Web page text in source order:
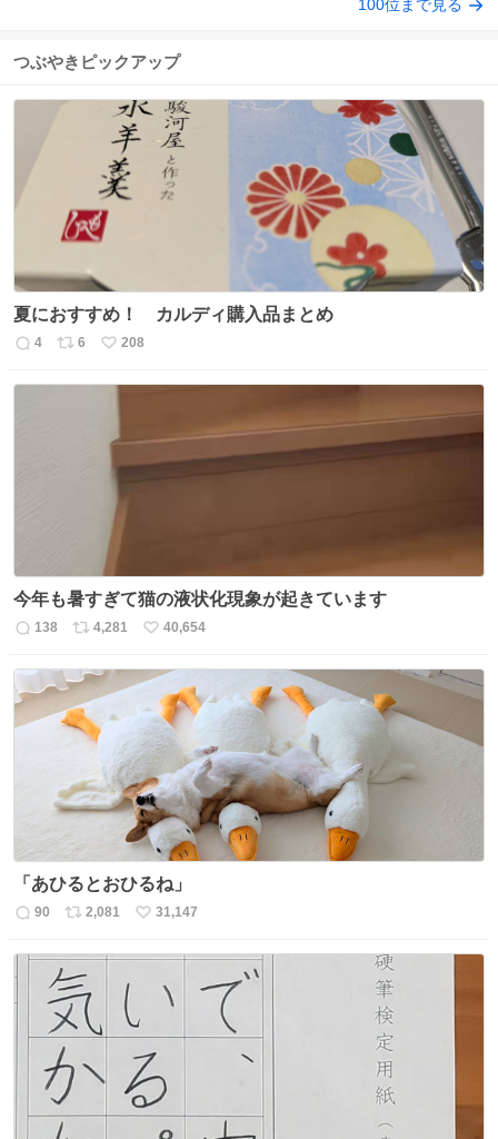
100位まで見る
つぶやきピックアップ
夏におすすめ！ カルディ購入品まとめ
返
4
リ
6
い
208
今年も暑すぎて猫の液状化現象が起きています
返
138
リ
ス
ト
数
4,281
い
ね
数
40,654
「あひるとおひるね」
返
90
リ
ト
数
2,081
い
31,147